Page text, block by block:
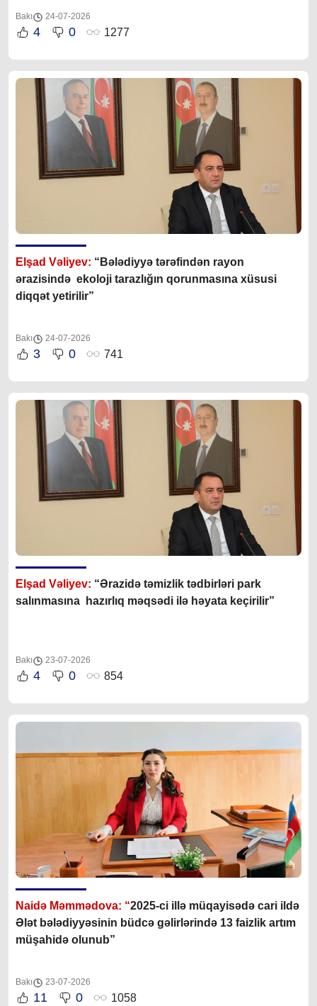
Bakı 24-07-2026
4 0 1277
Elşad Vəliyev: “Bələdiyyə tərəfindən rayon
ərazisində ekoloji tarazlığın qorunmasına xüsusi
diqqət yetirilir”
Bakı 24-07-2026
3 0 741
Elşad Vəliyev: “Ərazidə təmizlik tədbirləri park
salınmasına hazırlıq məqsədi ilə həyata keçirilir”
Bakı 23-07-2026
4 0 854
Naidə Məmmədova: “2025-ci illə müqayisədə cari ildə
Ələt bələdiyyəsinin büdcə gəlirlərində 13 faizlik artım
müşahidə olunub”
Bakı 23-07-2026
11 0 1058